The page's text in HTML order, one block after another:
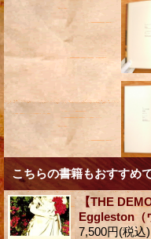
こちらの書籍もおすすめ
【THE
Eggleston（
7,500円(税込)